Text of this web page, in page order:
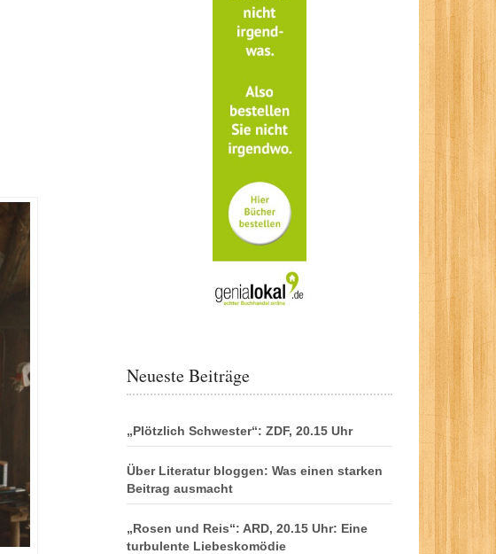
Neueste Beiträge
„Plötzlich Schwester“: ZDF, 20.15 Uhr
Über Literatur bloggen: Was einen starken
Beitrag ausmacht
„Rosen und Reis“: ARD, 20.15 Uhr: Eine
turbulente Liebeskomödie